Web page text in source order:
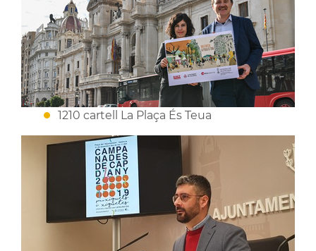
1210 cartell La Plaça És Teua